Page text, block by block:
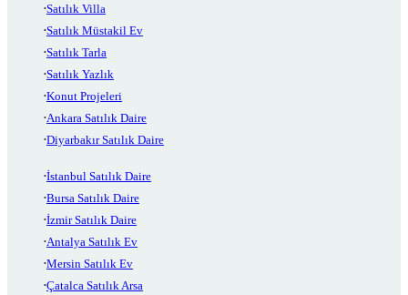
Satılık Villa
Satılık Müstakil Ev
Satılık Tarla
Satılık Yazlık
Konut Projeleri
Ankara Satılık Daire
Diyarbakır Satılık Daire
İstanbul Satılık Daire
Bursa Satılık Daire
İzmir Satılık Daire
Antalya Satılık Ev
Mersin Satılık Ev
Çatalca Satılık Arsa